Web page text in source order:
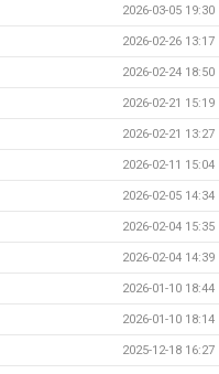
2026-03-05 19:30
2026-02-26 13:17
2026-02-24 18:50
2026-02-21 15:19
2026-02-21 13:27
2026-02-11 15:04
2026-02-05 14:34
2026-02-04 15:35
2026-02-04 14:39
2026-01-10 18:44
2026-01-10 18:14
2025-12-18 16:27